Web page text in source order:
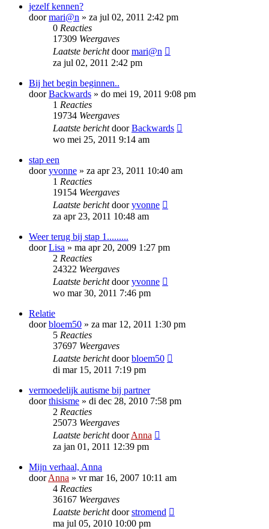
jezelf kennen?
doormari@n » za jul 02, 2011 2:42 pm
0 Reacties
17309 Weergaves
Laatste berichtdoormari@n
za jul 02, 2011 2:42 pm
Bij het begin beginnen..
doorBackwards » do mei 19, 2011 9:08 pm
1 Reacties
19734 Weergaves
Laatste berichtdoorBackwards
wo mei 25, 2011 9:14 am
stap een
dooryvonne » za apr 23, 2011 10:40 am
1 Reacties
19154 Weergaves
Laatste berichtdooryvonne
za apr 23, 2011 10:48 am
Weer terug bij stap 1.........
doorLisa » ma apr 20, 2009 1:27 pm
2 Reacties
24322 Weergaves
Laatste berichtdooryvonne
wo mar 30, 2011 7:46 pm
Relatie
doorbloem50 » za mar 12, 2011 1:30 pm
5 Reacties
37697 Weergaves
Laatste berichtdoorbloem50
di mar 15, 2011 7:19 pm
vermoedelijk autisme bij partner
doorthisisme » di dec 28, 2010 7:58 pm
2 Reacties
25073 Weergaves
Laatste berichtdoorAnna
za jan 01, 2011 12:39 pm
Mijn verhaal, Anna
doorAnna » vr mar 16, 2007 10:11 am
4 Reacties
36167 Weergaves
Laatste berichtdoorstromend
ma jul 05, 2010 10:00 pm